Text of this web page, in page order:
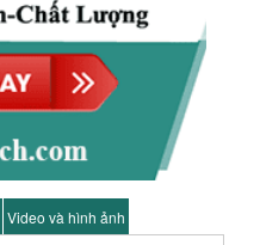
Video và hình ảnh